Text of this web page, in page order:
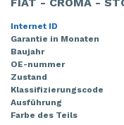
Internet ID
Garantie in Monaten
Baujahr
OE-nummer
Zustand
Klassifizierungscode
Ausführung
Farbe des Teils